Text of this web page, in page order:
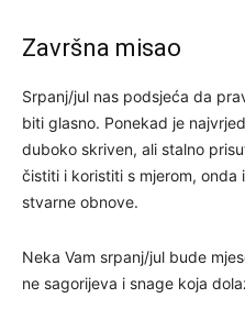
Završna misao
Srpanj/jul nas podsjeća da
biti glasno. Ponekad je
duboko skriven, ali stalno
čistiti i koristiti s mjerom,
stvarne obnove.
Neka Vam srpanj/jul bude
ne sagorijeva i snage koja